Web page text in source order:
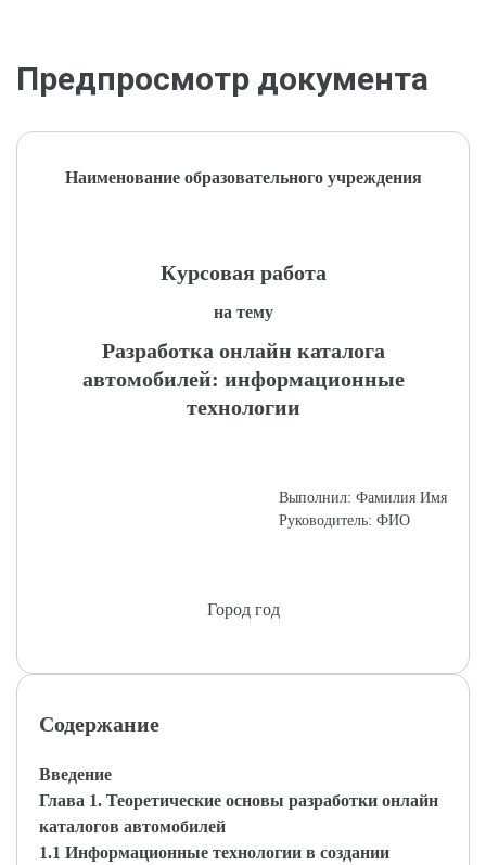
Предпросмотр документа
Наименование образовательного учреждения
Курсовая работа
на тему
Разработка онлайн каталога
автомобилей: информационные
технологии
Выполнил: Фамилия Имя
Руководитель: ФИО
Город год
Содержание
Введение
Глава 1. Теоретические основы разработки онлайн
каталогов автомобилей
1.1 Информационные технологии в создании